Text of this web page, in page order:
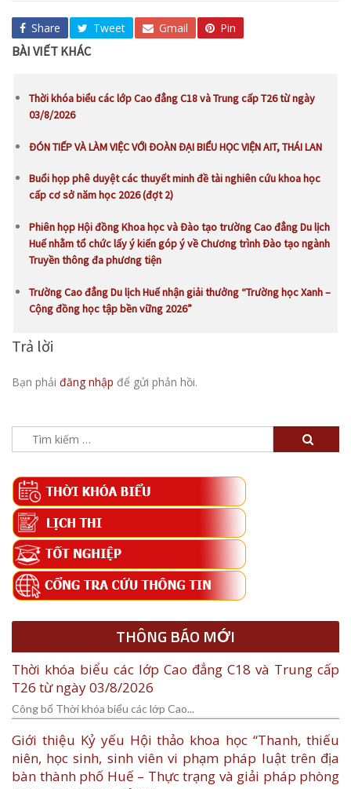
Share Tweet Gmail Pin
BÀI VIẾT KHÁC
Thời khóa biểu các lớp Cao đẳng C18 và Trung cấp T26 từ ngày
03/8/2026
ĐÓN TIẾP VÀ LÀM VIỆC VỚI ĐOÀN ĐẠI BIỂU HỌC VIỆN AIT, THÁI LAN
Buổi họp phê duyệt các thuyết minh đề tài nghiên cứu khoa học
cấp cơ sở năm học 2026 (đợt 2)
Phiên họp Hội đồng Khoa học và Đào tạo trường Cao đẳng Du lịch
Huế nhằm tổ chức lấy ý kiến góp ý về Chương trình Đào tạo ngành
Truyền thông đa phương tiện
Trường Cao đẳng Du lịch Huế nhận giải thưởng “Trường học Xanh –
Cộng đồng học tập bền vững 2026”
Trả lời
Bạn phải đăng nhập để gửi phản hồi.
kiếm
THÔNG BÁO MỚI
Thời khóa biểu các lớp Cao đẳng C18 và Trung cấp
T26 từ ngày 03/8/2026
Công bố Thời khóa biểu các lớp Cao...
Giới thiệu Kỷ yếu Hội thảo khoa học “Thanh, thiếu
niên, học sinh, sinh viên vi phạm pháp luật trên địa
bàn thành phố Huế – Thực trạng và giải pháp phòng